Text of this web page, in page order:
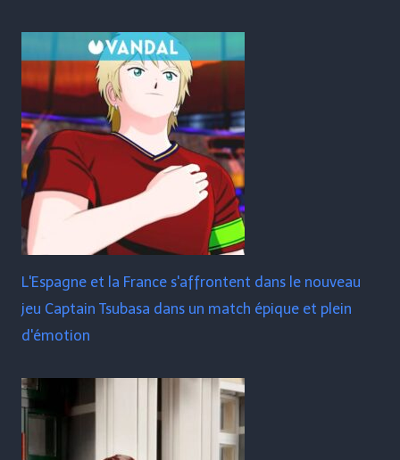
L'Espagne et la France s'affrontent dans le nouveau
jeu Captain Tsubasa dans un match épique et plein
d'émotion